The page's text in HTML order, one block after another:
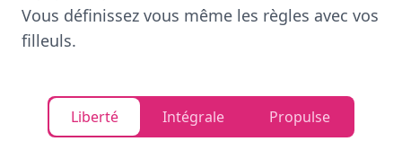
Vous définissez vous même les règles avec vos
filleuls.
Liberté Intégrale Propulse